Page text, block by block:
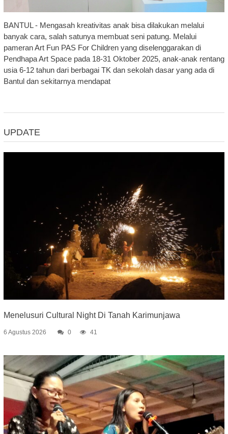
BANTUL - Mengasah kreativitas anak bisa dilakukan melalui
banyak cara, salah satunya membuat seni patung. Melalui
pameran Art Fun PAS For Children yang diselenggarakan di
Pendhapa Art Space pada 18-31 Oktober 2025, anak-anak rentang
usia 6-12 tahun dari berbagai TK dan sekolah dasar yang ada di
Bantul dan sekitarnya mendapat
UPDATE
Menelusuri Cultural Night Di Tanah Karimunjawa
6 Agustus 2026 0 41